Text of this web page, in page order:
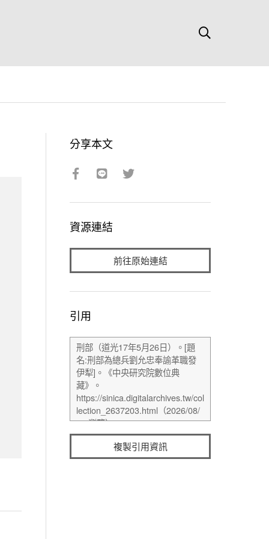
分享本文
資源連結
前往原始連結
引用
複製引用資訊